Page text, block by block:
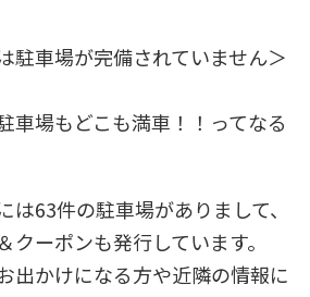
駐車場が完備されていません＞
車場もどこも満車！！ってなる
は63件の駐車場がありまして、
クーポンも発行しています。
出かけになる方や近隣の情報に